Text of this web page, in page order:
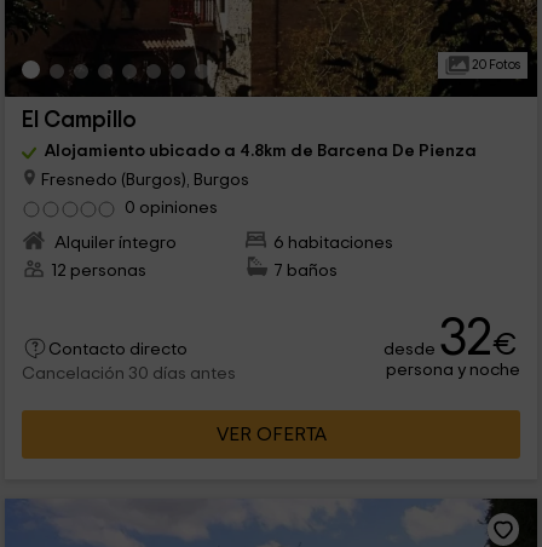
20 Fotos
El Campillo
Alojamiento ubicado a 4.8km de Barcena De Pienza
Fresnedo (Burgos), Burgos
0 opiniones
Alquiler íntegro
6 habitaciones
12 personas
7 baños
Contacto directo
Cancelación 30 días antes
desde 32€
persona y noche
VER OFERTA